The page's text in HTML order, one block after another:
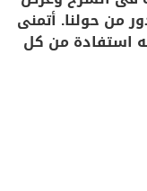
من حولنا. أتمنى
استفادة من كل